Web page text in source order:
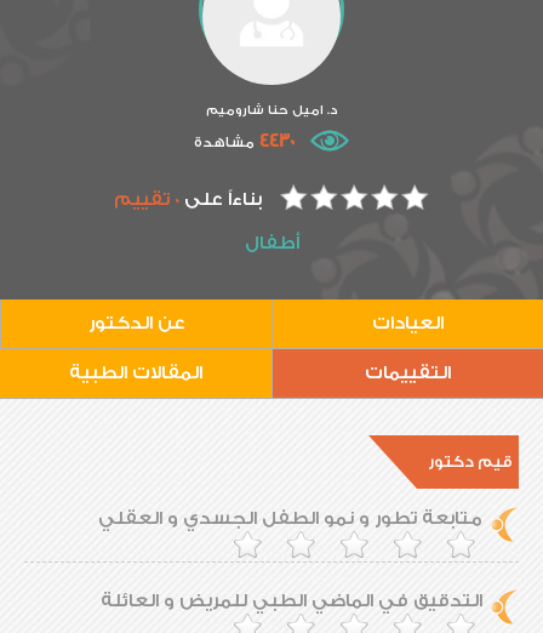
د. اميل حنا شاروميم
4430 مشاهدة
بناءاً على0 تقييم
أطفال
العيادات عن الدكتور
التقييمات المقالات الطبية
قيم دكتور
متابعة تطور و نمو الطفل الجسدي و العقلي
التدقيق في الماضي الطبي للمريض و العائلة